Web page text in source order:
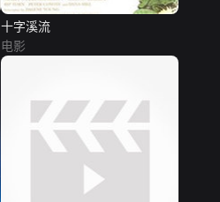
十字溪流
电影